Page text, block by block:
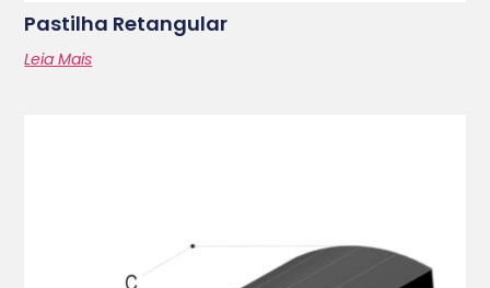
Pastilha Retangular
Leia Mais